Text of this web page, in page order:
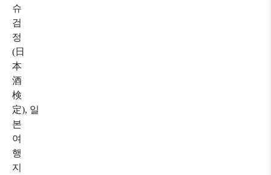
슈
검
정
(日
本
酒
検
定), 일
본
여
행
지